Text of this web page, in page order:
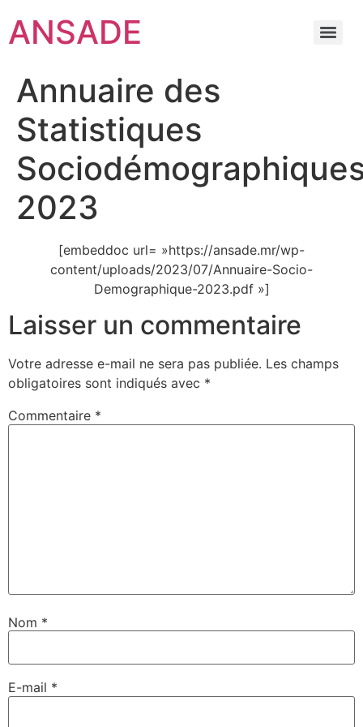
ANSADE
Annuaire des
Statistiques
2023
[embeddoc url= »https://ansade.mr/wp-
content/uploads/2023/07/Annuaire-Socio-
Demographique-2023.pdf »]
Laisser un commentaire
Votre adresse e-mail ne sera pas publiée. Les champs
obligatoires sont indiqués avec *
Commentaire *
Nom *
E-mail *